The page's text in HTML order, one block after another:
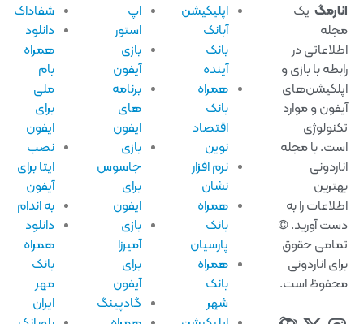
یک
در
با بازی و
و موارد
با مجله
را به
آورید. ©
حقوق
اناردونی
است.
اپلیکیشن
آبانک
آینده
همراه
اقتصاد
نرم افزار
نشان
همراه
پارسیان
همراه
اپ
استور
بازی
آیفون
برنامه
ایفون
بازی
جاسوس
ایفون
بازی
آیفون
گادپینگ
شفاداک
دانلود
همراه
ایفون
نصب
ایتا برای
آیفون
به اندام
دانلود
همراه